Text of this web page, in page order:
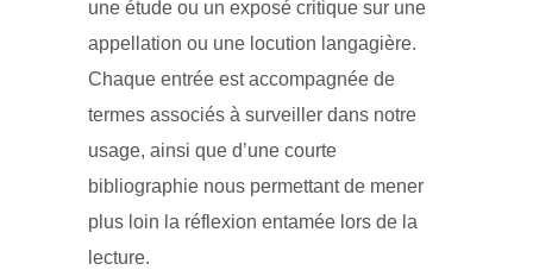
une étude ou un exposé critique sur une
appellation ou une locution langagière.
Chaque entrée est accompagnée de
termes associés à surveiller dans notre
usage, ainsi que d’une courte
bibliographie nous permettant de mener
plus loin la réflexion entamée lors de la
lecture.